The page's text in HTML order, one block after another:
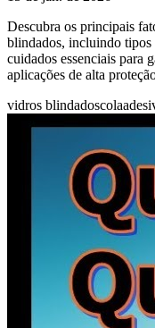
Descubra os principais
blindados, incluindo tipos
cuidados essenciais para
aplicações de alta
vidros blindadoscola